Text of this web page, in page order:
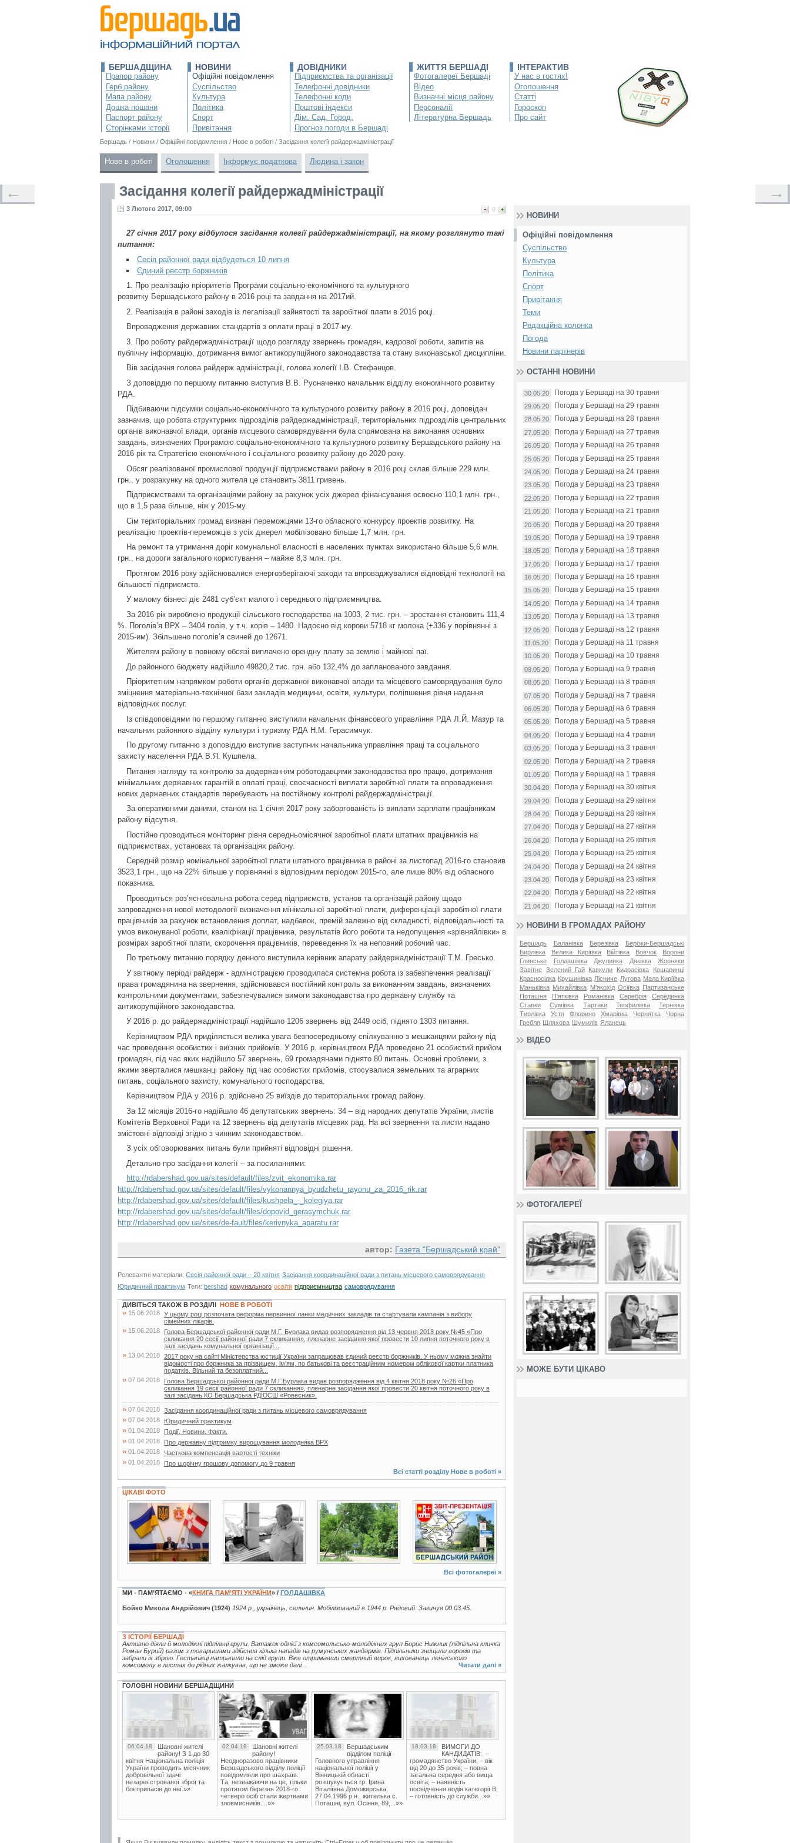
БЕРШАДЩИНА
Прапор району
Герб району
Мапа району
Дошка пошани
Паспорт району
Сторінками історії
НОВИНИ
Офіційні повідомлення
Суспільство
Культура
Політика
Спорт
Привітання
ДОВІДНИКИ
Підприємства та організації
Телефонні довідники
Телефонні коди
Поштові індекси
Дім. Сад. Город.
Прогноз погоди в Бершаді
ЖИТТЯ БЕРШАДІ
Фотогалереї Бершаді
Відео
Визначні місця району
Персоналії
Літературна Бершадь
ІНТЕРАКТИВ
У нас в гостях!
Оголошення
Статті
Гороскоп
Про сайт
Бершадь / Новини / Офіційні повідомлення / Нове в роботі / Засідання колегії райдержадміністрації
Нове в роботі Оголошення Інформує податкова Людина і закон
Засідання колегії райдержадміністрації
0
3 Лютого 2017, 09:00
27 січня 2017 року відбулося засідання колегії райдержадміністрації, на якому розглянуто такі
питання:
Сесія районної ради відбудеться 10 липня
Єдиний реєстр боржників
1. Про реалізацію пріоритетів Програми соціально-економічного та культурного
розвитку Бершадського району в 2016 році та завдання на 2017ий.
2. Реалізація в районі заходів із легалізації зайнятості та заробітної плати в 2016 році.
Впровадження державних стандартів з оплати праці в 2017-му.
3. Про роботу райдержадміністрації щодо розгляду звернень громадян, кадрової роботи, запитів на
публічну інформацію, дотримання вимог антикорупційного законодавства та стану виконавської дисципліни.
Вів засідання голова райдерж адміністрації, голова колегії І.В. Стефанцов.
З доповіддю по першому питанню виступив В.В. Русначенко начальник відділу економічного розвитку
РДА.
Підбиваючи підсумки соціально-економічного та культурного розвитку району в 2016 році, доповідач
зазначив, що робота структурних підрозділів райдержадміністрації, територіальних підрозділів центральних
органів виконавчої влади, органів місцевого самоврядування була спрямована на виконання основних
завдань, визначених Програмою соціально-економічного та культурного розвитку Бершадського району на
2016 рік та Стратегією економічного і соціального розвитку району до 2020 року.
Обсяг реалізованої промислової продукції підприємствами району в 2016 році склав більше 229 млн.
грн., у розрахунку на одного жителя це становить 3811 гривень.
Підприємствами та організаціями району за рахунок усіх джерел фінансування освоєно 110,1 млн. грн.,
що в 1,5 раза більше, ніж у 2015-му.
Сім територіальних громад визнані переможцями 13-го обласного конкурсу проектів розвитку. На
реалізацію проектів-переможців з усіх джерел мобілізовано більше 1,7 млн. грн.
На ремонт та утримання доріг комунальної власності в населених пунктах використано більше 5,6 млн.
грн., на дороги загального користування – майже 8,3 млн. грн.
Протягом 2016 року здійснювалися енергозберігаючі заходи та впроваджувалися відповідні технології на
більшості підприємств.
У малому бізнесі діє 2481 суб’єкт малого і середнього підприємництва.
За 2016 рік вироблено продукції сільського господарства на 1003, 2 тис. грн. – зростання становить 111,4
%. Поголів’я ВРХ – 3404 голів, у т.ч. корів – 1480. Надоєно від корови 5718 кг молока (+336 у порівнянні з
2015-им). Збільшено поголів’я свиней до 12671.
Жителям району в повному обсязі виплачено орендну плату за землю і майнові паї.
До районного бюджету надійшло 49820,2 тис. грн. або 132,4% до запланованого завдання.
Пріоритетним напрямком роботи органів державної виконавчої влади та місцевого самоврядування було
зміцнення матеріально-технічної бази закладів медицини, освіти, культури, поліпшення рівня надання
відповідних послуг.
Із співдоповідями по першому питанню виступили начальник фінансового управління РДА Л.Й. Мазур та
начальник районного відділу культури і туризму РДА Н.М. Герасимчук.
По другому питанню з доповіддю виступив заступник начальника управління праці та соціального
захисту населення РДА В.Я. Кушпела.
Питання нагляду та контролю за додержанням роботодавцями законодавства про працю, дотримання
мінімальних державних гарантій в оплаті праці, своєчасності виплати заробітної плати та впровадження
нових державних стандартів перебувають на постійному контролі райдержадміністрації.
За оперативними даними, станом на 1 січня 2017 року заборгованість із виплати зарплати працівникам
району відсутня.
Постійно проводиться моніторинг рівня середньомісячної заробітної плати штатних працівників на
підприємствах, установах та організаціях району.
Середній розмір номінальної заробітної плати штатного працівника в районі за листопад 2016-го становив
3523,1 грн., що на 22% більше у порівнянні з відповідним періодом 2015-го, але лише 80% від обласного
показника.
Проводиться роз’яснювальна робота серед підприємств, установ та організацій району щодо
запровадження нової методології визначення мінімальної заробітної плати, диференціації заробітної плати
працівників за рахунок встановлення доплат, надбавок, премій залежно від складності, відповідальності та
умов виконуваної роботи, кваліфікації працівника, результатів його роботи та недопущення «зрівняйлівки» в
розмірах заробітної плати, скорочення працівників, переведення їх на неповний робочий час.
По третьому питанню порядку денного виступила керівник апарату райдержадміністрації Т.М. Гресько.
У звітному періоді райдерж - адміністрацією проводилася системна робота із забезпечення реалізації
права громадянина на звернення, здійснювався постійний контроль за виконанням завдань, визначених
контрольними документами, забезпечувалися вимоги законодавства про державну службу та
антикорупційного законодавства.
У 2016 р. до райдержадміністрації надійшло 1206 звернень від 2449 осіб, піднято 1303 питання.
Керівництвом РДА приділяється велика увага безпосередньому спілкуванню з мешканцями району під
час проведення особистих і виїзних прийомів. У 2016 р. керівництвом РДА проведено 21 особистий прийом
громадян, під час яких надійшло 57 звернень, 69 громадянами піднято 80 питань. Основні проблеми, з
якими зверталися мешканці району під час особистих прийомів, стосувалися земельних та аграрних
питань, соціального захисту, комунального господарства.
Керівництвом РДА у 2016 р. здійснено 25 виїздів до територіальних громад району.
За 12 місяців 2016-го надійшло 46 депутатських звернень: 34 – від народних депутатів України, листів
Комітетів Верховної Ради та 12 звернень від депутатів місцевих рад. На всі звернення та листи надано
змістовні відповіді згідно з чинним законодавством.
З усіх обговорюваних питань були прийняті відповідні рішення.
Детально про засідання колегії – за посиланнями:
http://rdabershad.gov.ua/sites/default/files/zvit_ekonomika.rar
http://rdabershad.gov.ua/sites/default/files/vykonannya_byudzhetu_rayonu_za_2016_rik.rar
http://rdabershad.gov.ua/sites/default/files/kushpela_-_kolegiya.rar
http://rdabershad.gov.ua/sites/default/files/dopovid_gerasymchuk.rar
http://rdabershad.gov.ua/sites/de-fault/files/kerivnyka_aparatu.rar
автор: Газета "Бершадський край"
Релевантні матеріали: Сесія районної ради – 20 квітня Засідання координаційної ради з питань місцевого самоврядування
Юридичний практикум Теги: bershad комунального освіти підприємництва самоврядування
← →
ДИВІТЬСЯ ТАКОЖ В РОЗДІЛІ НОВЕ В РОБОТІ
» 15.06.2018 У цьому році розпочата реформа первинної ланки медичних закладів та стартувала кампанія з вибору
сімейних лікарів.
» 15.06.2018
Голова Бершадської районної ради М.Г. Бурлака видав розпорядження від 13 червня 2018 року №45 «Про
скликання 20 сесії районної ради 7 скликання», пленарне засідання якої провести 10 липня поточного року в
залі засідань комунальної організації...
» 13.04.2018 2017 року на сайті Міністерства юстиції України запрацював єдиний реєстр боржників. У ньому можна знайти
відомості про боржника за прізвищем, ім’ям, по батькові та реєстраційним номером облікової картки платника
податків. Вільний та безоплатний...
» 07.04.2018
Голова Бершадської районної ради М.Г.Бурлака видав розпорядження від 4 квітня 2018 року №26 «Про
скликання 19 сесії районної ради 7 скликання», пленарне засідання якої провести 20 квітня поточного року в
залі засідань КО Бершадська РДЮСШ «Ровесник».
» 07.04.2018 Засідання координаційної ради з питань місцевого самоврядування
» 07.04.2018 Юридичний практикум
» 01.04.2018 Події. Новини. Факти.
» 01.04.2018 Про державну підтримку вирощування молодняка ВРХ
» 01.04.2018 Часткова компенсація вартості техніки
» 01.04.2018
Про щорічну грошову допомогу до 9 травня
Всі статті розділу Нове в роботі »
ЦІКАВІ ФОТО
6 фото 7 фото 6 фото
Всі фотогалереї »
МИ - ПАМ’ЯТАЄМО - «КНИГА ПАМ’ЯТІ УКРАЇНИ» / ГОЛДАШІВКА
Бойко Микола Андрійович (1924) 1924 р., українець, селянин. Мобілізований в 1944 р. Рядовий. Загинув 00.03.45.
З ІСТОРІЇ БЕРШАДІ
Активно діяли й молодіжні підпільні групи. Ватажок однієї з комсомольсько-молодіжних груп Борис Нижник (підпільна кличка
Роман Бурий) разом з товаришами здійснив кілька нападів на румунських жандармів. Підпільники знищили ворогів та
забрали їх зброю. Гестапівці натрапили на слід групи. Вже отримавши смертний вирок, вихованець ленінського
комсомолу в листах до рідних жалкував, що не зможе далі...
Читати далі »
ГОЛОВНІ НОВИНИ БЕРШАДЩИНИ
06.04.18
Шановні жителі
району! З 1 до 30
квітня Національна поліція
України проводить місячник
добровільної здачі
незареєстрованої зброї та
боєприпасів до неї.»»
02.04.18
Шановні жителі
району!
Неодноразово працівники
Бершадського відділу поліції
повідомляли про шахраїв.
Та, незважаючи на це, тільки
протягом березня 2018-го
четверо осіб стали жертвами
зловмисників....»»
25.03.18
Бершадським
відділом поліції
Головного управління
національної поліції у
Вінницькій області
розшукується гр. Ірина
Віталіївна Доможирська,
27.04.1996 р.н., жителька с.
Поташні, вул. Осіння, 89,...»»
18.03.18
ВИМОГИ ДО
КАНДИДАТІВ: –
громадянство України; – вік
від 20 до 35 років; – повна
загальна середня або вища
освіта; – наявність
посвідчення водія категорії В;
– готовність до служби...»»
НОВИНИ
Офіційні повідомлення
Суспільство
Культура
Політика
Спорт
Привітання
Теми
Редакційна колонка
Погода
Новини партнерів
ОСТАННІ НОВИНИ
30.05.20 Погода у Бершаді на 30 травня
29.05.20 Погода у Бершаді на 29 травня
28.05.20 Погода у Бершаді на 28 травня
27.05.20 Погода у Бершаді на 27 травня
26.05.20 Погода у Бершаді на 26 травня
25.05.20 Погода у Бершаді на 25 травня
24.05.20 Погода у Бершаді на 24 травня
23.05.20 Погода у Бершаді на 23 травня
22.05.20 Погода у Бершаді на 22 травня
21.05.20 Погода у Бершаді на 21 травня
20.05.20 Погода у Бершаді на 20 травня
19.05.20 Погода у Бершаді на 19 травня
18.05.20 Погода у Бершаді на 18 травня
17.05.20 Погода у Бершаді на 17 травня
16.05.20 Погода у Бершаді на 16 травня
15.05.20 Погода у Бершаді на 15 травня
14.05.20 Погода у Бершаді на 14 травня
13.05.20 Погода у Бершаді на 13 травня
12.05.20 Погода у Бершаді на 12 травня
11.05.20 Погода у Бершаді на 11 травня
10.05.20 Погода у Бершаді на 10 травня
09.05.20 Погода у Бершаді на 9 травня
08.05.20 Погода у Бершаді на 8 травня
07.05.20 Погода у Бершаді на 7 травня
06.05.20 Погода у Бершаді на 6 травня
05.05.20 Погода у Бершаді на 5 травня
04.05.20 Погода у Бершаді на 4 травня
03.05.20 Погода у Бершаді на 3 травня
02.05.20 Погода у Бершаді на 2 травня
01.05.20 Погода у Бершаді на 1 травня
30.04.20 Погода у Бершаді на 30 квітня
29.04.20 Погода у Бершаді на 29 квітня
28.04.20 Погода у Бершаді на 28 квітня
27.04.20 Погода у Бершаді на 27 квітня
26.04.20 Погода у Бершаді на 26 квітня
25.04.20 Погода у Бершаді на 25 квітня
24.04.20 Погода у Бершаді на 24 квітня
23.04.20 Погода у Бершаді на 23 квітня
22.04.20 Погода у Бершаді на 22 квітня
21.04.20 Погода у Бершаді на 21 квітня
НОВИНИ В ГРОМАДАХ РАЙОНУ
Бершадь Баланівка Березівка
Берізки-Бершадські
Бирлівка
Велика Киріївка Війтівка Вовчок
Ворони
Глинське
Голдашівка Джулинка Дяківка
Жорняки
Завітне Зелений Гай Кавкули Кидрасівка
Кошаринці
Красносілка Крушинівка Лісниче Лугова Мала Киріївка
Маньківка Михайлівка М'якохід Осіївка
Партизанське
Поташня
П'ятківка Романівка Серебрія
Серединка
Ставки
Сумівка Тартаки Теофилівка
Тернівка
Тирлівка
Устя Флорино Хмарівка Чернятка
Чорна
Гребля
Шляхова Шумилів Яланець
ВІДЕО
ФОТОГАЛЕРЕЇ
МОЖЕ БУТИ ЦІКАВО